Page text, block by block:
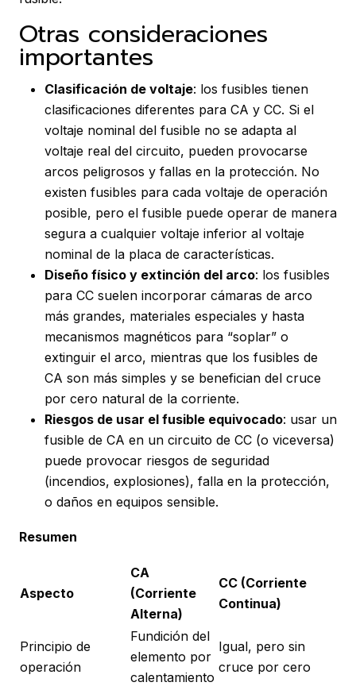
Otras consideraciones
importantes
Clasificación de voltaje: los fusibles tienen
clasificaciones diferentes para CA y CC. Si el
voltaje nominal del fusible no se adapta al
voltaje real del circuito, pueden provocarse
arcos peligrosos y fallas en la protección. No
existen fusibles para cada voltaje de operación
posible, pero el fusible puede operar de manera
segura a cualquier voltaje inferior al voltaje
nominal de la placa de características.
Diseño físico y extinción del arco: los fusibles
para CC suelen incorporar cámaras de arco
más grandes, materiales especiales y hasta
mecanismos magnéticos para “soplar” o
extinguir el arco, mientras que los fusibles de
CA son más simples y se benefician del cruce
por cero natural de la corriente.
Riesgos de usar el fusible equivocado: usar un
fusible de CA en un circuito de CC (o viceversa)
puede provocar riesgos de seguridad
(incendios, explosiones), falla en la protección,
o daños en equipos sensible.
Resumen
Aspecto
CA
(Corriente
Alterna)
CC (Corriente
Continua)
Principio de
operación
Fundición del
elemento por
calentamiento
Igual, pero sin
cruce por cero